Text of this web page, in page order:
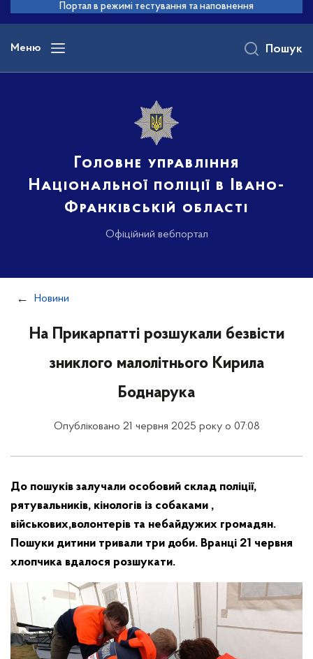
основного
вмісту
Портал в режимі тестування та наповнення
Меню
Головне управління
Національної поліції в Івано-
Франківській області
Офіційний вебпортал
Пошук
Новини
На Прикарпатті розшукали безвісти
зниклого малолітнього Кирила
Боднарука
Опубліковано 21 червня 2025 року о 07:08
До пошуків залучали особовий склад поліції,
рятувальників, кінологів із собаками ,
військових,волонтерів та небайдужих громадян.
Пошуки дитини тривали три доби. Вранці 21 червня
хлопчика вдалося розшукати.